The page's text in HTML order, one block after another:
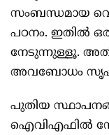
സംബന്ധമായ
പഠനം. ഇതില്‍
നേടുന്നുള്ളൂ.
അവബോധം
പുതിയ
ഐവിഎഫില്‍